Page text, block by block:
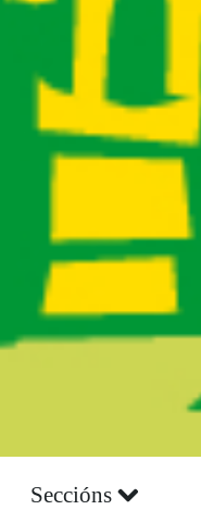
Seccións